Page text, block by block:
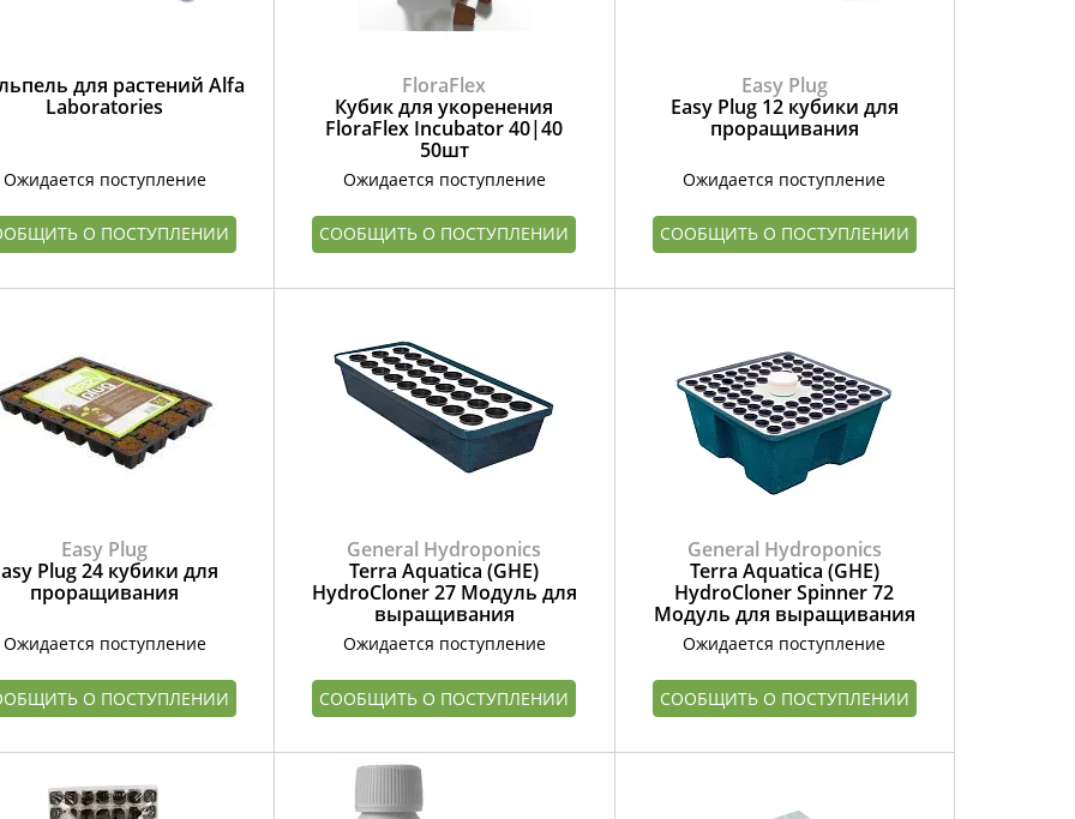
для растений Alfa
Laboratories
Ожидается поступление
О ПОСТУПЛЕНИИ
FloraFlex
Кубик для укоренения
FloraFlex Incubator 40|40
50шт
Ожидается поступление
СООБЩИТЬ О ПОСТУПЛЕНИИ
Easy Plug
Easy Plug 12 кубики для
проращивания
Ожидается поступление
СООБЩИТЬ О ПОСТУПЛЕНИИ
Easy Plug
Plug 24 кубики для
проращивания
Ожидается поступление
О ПОСТУПЛЕНИИ
General Hydroponics
Terra Aquatica (GHE)
HydroCloner 27 Модуль для
выращивания
Ожидается поступление
СООБЩИТЬ О ПОСТУПЛЕНИИ
General Hydroponics
Terra Aquatica (GHE)
HydroCloner Spinner 72
Модуль для выращивания
Ожидается поступление
СООБЩИТЬ О ПОСТУПЛЕНИИ